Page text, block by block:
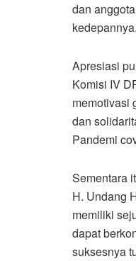
dan
kedepannya.
Apresiasi
Komisi IV
memotivasi
dan
Pandemi
Sementara
H. Undang
memiliki
dapat
suksesnya